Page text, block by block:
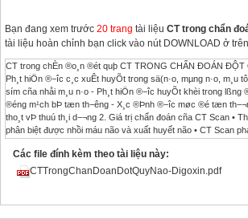
Bạn đang xem trước 20 trang tài liệu CT trong chẩn
tài liệu hoàn chỉnh bạn click vào nút DOWNLOAD ở trên
CT trong chÈn ®o¸n ®ét quþ CT TRONG CHẨN ĐOÁN ĐỘT
Ph¸t hiÖn ®−îc c¸c xuÊt huyÕt trong sä(n·o, mµng n·o, m¸u
sím cña nhåi m¸u n·o - Ph¸t hiÖn ®−îc huyÕt khèi trong lßng
®éng m¹ch bÞ tæn th−êng - X¸c ®Þnh ®−îc møc ®é tæn
tho¸t vÞ thuú th¸i d−¬ng 2. Giá trị chẩn đoán cña CT Scan •
phân biệt được nhồi máu não và xuất huyết não • CT Scan
hình ảnh bất thường trong vòng 3 giờ sau khi nhồi máu não (
chẩn đoán nhanh, chính xác, an toàn và sẵn có trong các
não 3. Sinh lý bệnh • Ðộ hấp thu tia X được đo trên CT scan
trắng : 20 Hu • Xuất huyết : 40-90 Hu • Vôi hóa : >120 Hu •
Các file đính kèm theo tài liệu này:
CTTrongChanDoanDotQuyNao-Digoxin.pdf